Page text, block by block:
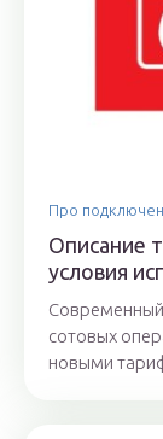
Про
Описание
условия
сотовых
новыми